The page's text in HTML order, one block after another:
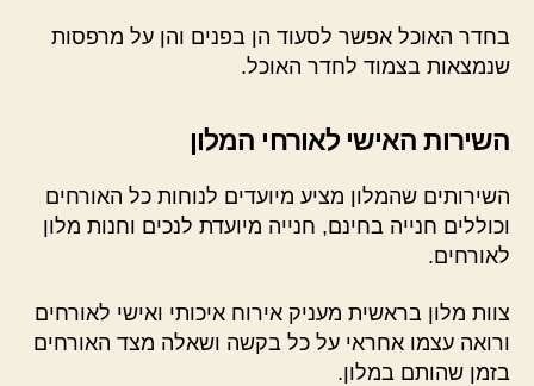
בחדר האוכל אפשר לסעוד הן בפנים והן על מרפסות
שנמצאות בצמוד לחדר האוכל.
השירות האישי לאורחי המלון
השירותים שהמלון מציע מיועדים לנוחות כל האורחים
וכוללים חנייה בחינם, חנייה מיועדת לנכים וחנות מלון
לאורחים.
צוות מלון בראשית מעניק אירוח איכותי ואישי לאורחים
ורואה עצמו אחראי על כל בקשה ושאלה מצד האורחים
בזמן שהותם במלון.